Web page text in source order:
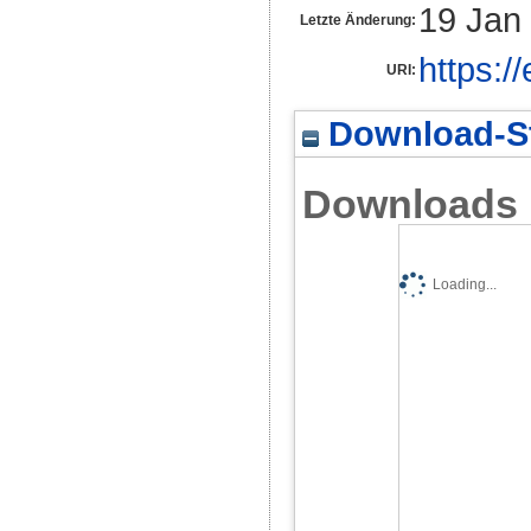
Letzte Änderung: 19 Jan
URI:
Download-
Downloads
Loading...